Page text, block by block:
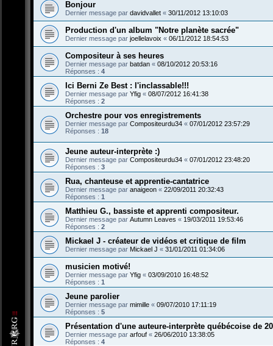
Bonjour
Dernier message par davidvallet « 30/11/2012 13:10:03
Production d'un album "Notre planète sacrée"
Dernier message par joellelavoix « 06/11/2012 18:54:53
Compositeur à ses heures
Dernier message par batdan « 08/10/2012 20:53:16
Réponses : 4
Ici Berni Ze Best : l'inclassable!!!
Dernier message par Yfig « 08/07/2012 16:41:38
Réponses : 2
Orchestre pour vos enregistrements
Dernier message par Compositeurdu34 « 07/01/2012 23:57:29
Réponses : 18
Jeune auteur-interprète :)
Dernier message par Compositeurdu34 « 07/01/2012 23:48:20
Réponses : 3
Rua, chanteuse et apprentie-cantatrice
Dernier message par anaigeon « 22/09/2011 20:32:43
Réponses : 1
Matthieu G., bassiste et apprenti compositeur.
Dernier message par Autumn Leaves « 19/03/2011 19:53:46
Réponses : 2
Mickael J - créateur de vidéos et critique de film
Dernier message par Mickael J « 31/01/2011 01:34:06
musicien motivé!
Dernier message par Yfig « 03/09/2010 16:48:52
Réponses : 1
Jeune parolier
Dernier message par mimille « 09/07/2010 17:11:19
Réponses : 5
Présentation d'une auteure-interprète québécoise de
Dernier message par arfouf « 26/06/2010 13:38:05
Réponses : 4